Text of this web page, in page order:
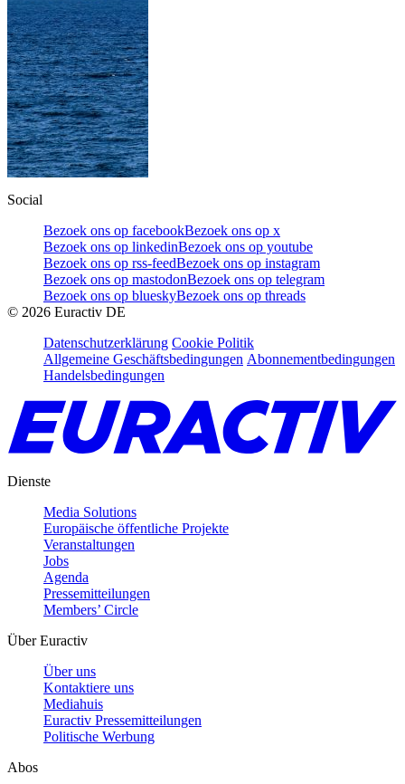
Social
Bezoek ons op facebookBezoek ons op x
Bezoek ons op linkedinBezoek ons op youtube
Bezoek ons op rss-feedBezoek ons op instagram
Bezoek ons op mastodonBezoek ons op telegram
Bezoek ons op blueskyBezoek ons op threads
© 2026 Euractiv DE
Datenschutzerklärung Cookie Politik
Allgemeine Geschäftsbedingungen Abonnementbedingungen
Handelsbedingungen
Dienste
Media Solutions
Europäische öffentliche Projekte
Veranstaltungen
Jobs
Agenda
Pressemitteilungen
Members’ Circle
Über Euractiv
Über uns
Kontaktiere uns
Mediahuis
Euractiv Pressemitteilungen
Politische Werbung
Abos